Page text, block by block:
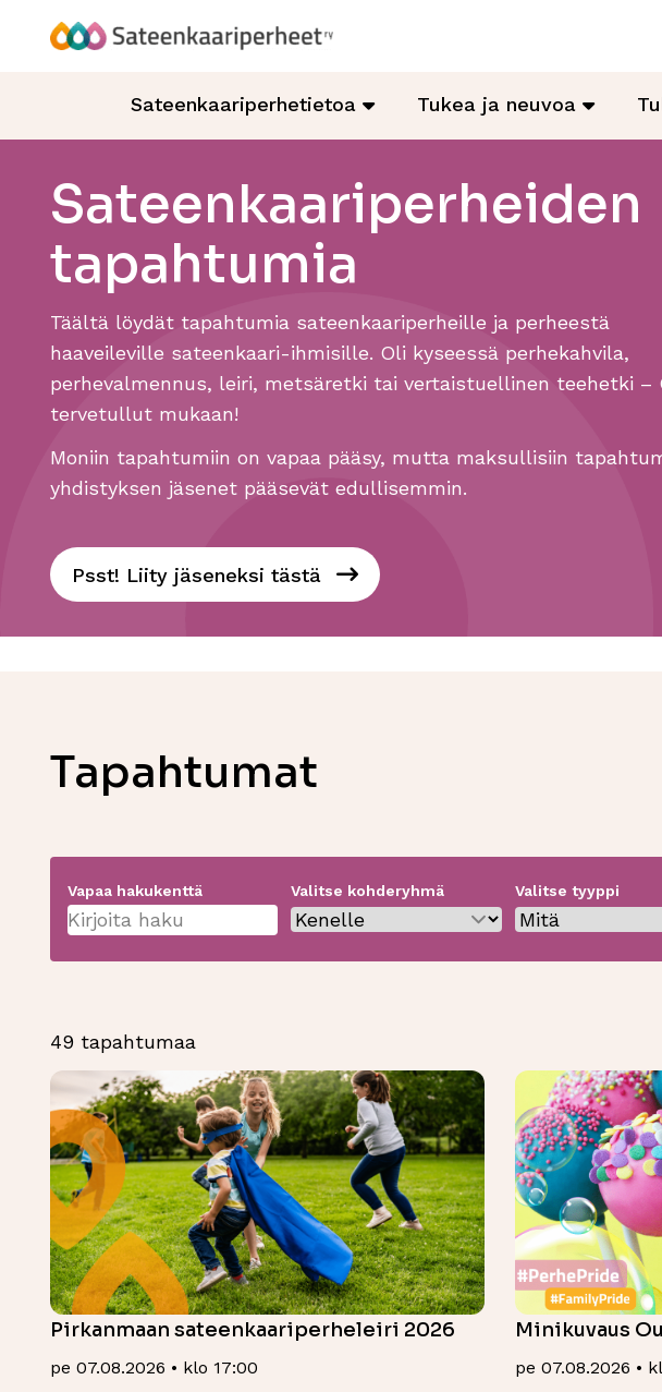
sisältöön
Sateenkaariperhetietoa Tukea ja neuvoa
Sateenkaariperheiden
tapahtumia
Täältä löydät tapahtumia sateenkaariperheille ja perheestä
haaveileville sateenkaari-ihmisille. Oli kyseessä perhekahvila,
perhevalmennus, leiri, metsäretki tai vertaistuellinen teehetki –
tervetullut mukaan!
Moniin tapahtumiin on vapaa pääsy, mutta maksullisiin
yhdistyksen jäsenet pääsevät edullisemmin.
Psst! Liity jäseneksi tästä
Tapahtumat
Vapaa hakukenttä Valitse kohderyhmä Valitse tyyppi
49 tapahtumaa
Pirkanmaan sateenkaariperheleiri 2026
pe 07.08.2026 • klo 17:00
Minikuvaus
pe 07.08.2026 •